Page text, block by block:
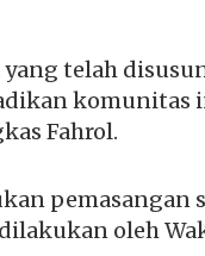
yang telah
komunitas
Fahrol.
pemasangan
oleh